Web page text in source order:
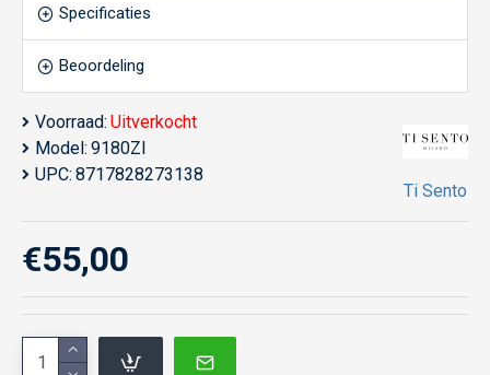
Specificaties
Beoordeling
Voorraad: Uitverkocht
Model: 9180ZI
UPC: 8717828273138
Ti Sento
€55,00